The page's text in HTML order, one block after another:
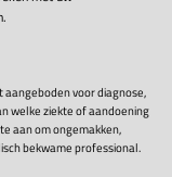
aangeboden voor diagnose,
welke ziekte of aandoening
aan om ongemakken,
bekwame professional.